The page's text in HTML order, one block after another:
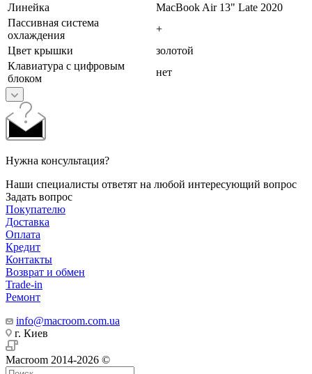
Линейка
MacBook Air 13" Late 2020
Пассивная система
охлаждения
+
Цвет крышки
золотой
Клавиатура с цифровым
блоком
нет
Нужна консультация?
Наши специалисты ответят на любой интересующий вопрос
Задать вопрос
Покупателю
Доставка
Оплата
Кредит
Контакты
Возврат и обмен
Trade-in
Ремонт
info@macroom.com.ua
г. Киев
Macroom 2014-2026 ©